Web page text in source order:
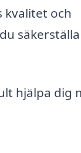
kvalitet och
hjälpa dig